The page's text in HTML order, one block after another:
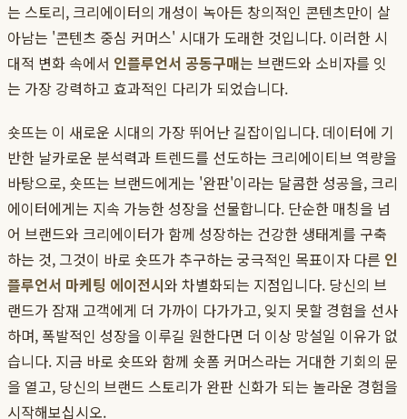
는 스토리, 크리에이터의 개성이 녹아든 창의적인 콘텐츠만이 살
아남는 '콘텐츠 중심 커머스' 시대가 도래한 것입니다. 이러한 시
대적 변화 속에서 인플루언서 공동구매는 브랜드와 소비자를 잇
는 가장 강력하고 효과적인 다리가 되었습니다.
숏뜨는 이 새로운 시대의 가장 뛰어난 길잡이입니다. 데이터에 기
반한 날카로운 분석력과 트렌드를 선도하는 크리에이티브 역량을
바탕으로, 숏뜨는 브랜드에게는 '완판'이라는 달콤한 성공을, 크리
에이터에게는 지속 가능한 성장을 선물합니다. 단순한 매칭을 넘
어 브랜드와 크리에이터가 함께 성장하는 건강한 생태계를 구축
하는 것, 그것이 바로 숏뜨가 추구하는 궁극적인 목표이자 다른 인
플루언서 마케팅 에이전시와 차별화되는 지점입니다. 당신의 브
랜드가 잠재 고객에게 더 가까이 다가가고, 잊지 못할 경험을 선사
하며, 폭발적인 성장을 이루길 원한다면 더 이상 망설일 이유가 없
습니다. 지금 바로 숏뜨와 함께 숏폼 커머스라는 거대한 기회의 문
을 열고, 당신의 브랜드 스토리가 완판 신화가 되는 놀라운 경험을
시작해보십시오.